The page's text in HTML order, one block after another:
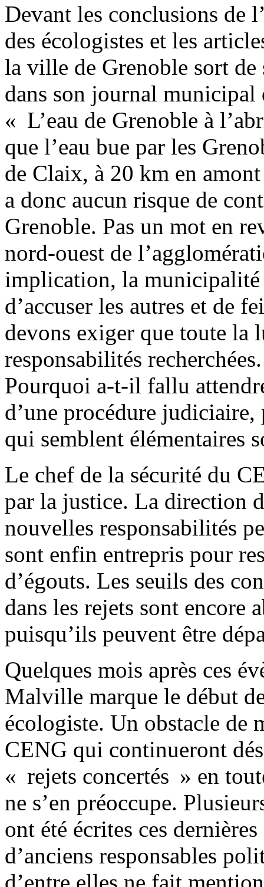
Devant les conclusions de
des écologistes et les
la ville de Grenoble sort
dans son journal
« L’eau de Grenoble à
que l’eau bue par les
de Claix, à 20 km en
a donc aucun risque de
Grenoble. Pas un mot en
nord-ouest de
implication, la municipalité
d’accuser les autres et de
devons exiger que toute la
responsabilités
Pourquoi a-t-il fallu
d’une procédure judiciaire,
qui semblent élémentaires
Le chef de la sécurité du
par la justice. La direction
nouvelles responsabilités
sont enfin entrepris pour
d’égouts. Les seuils des
dans les rejets sont encore
puisqu’ils peuvent être
Quelques mois après ces
Malville marque le début
écologiste. Un obstacle de
CENG qui continueront
« rejets concertés » en
ne s’en préoccupe.
ont été écrites ces
d’anciens responsables
d’entre elles ne fait